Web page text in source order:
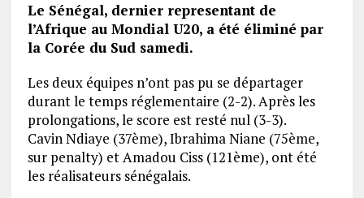
Le Sénégal, dernier representant de
l’Afrique au Mondial U20, a été éliminé par
la Corée du Sud samedi.
Les deux équipes n’ont pas pu se départager
durant le temps réglementaire (2-2). Après les
prolongations, le score est resté nul (3-3).
Cavin Ndiaye (37ème), Ibrahima Niane (75ème,
sur penalty) et Amadou Ciss (121ème), ont été
les réalisateurs sénégalais.